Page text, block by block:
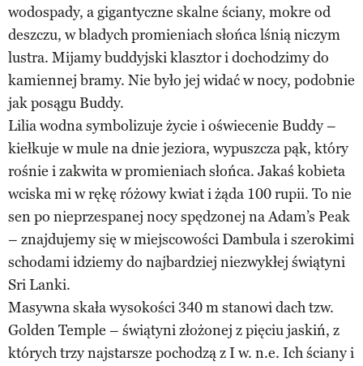
wodospady, a gigantyczne skalne ściany, mokre od
deszczu, w bladych promieniach słońca lśnią niczym
lustra. Mijamy buddyjski klasztor i dochodzimy do
kamiennej bramy. Nie było jej widać w nocy, podobnie
jak posągu Buddy.
Lilia wodna symbolizuje życie i oświecenie Buddy –
kiełkuje w mule na dnie jeziora, wypuszcza pąk, który
rośnie i zakwita w promieniach słońca. Jakaś kobieta
wciska mi w rękę różowy kwiat i żąda 100 rupii. To nie
sen po nieprzespanej nocy spędzonej na Adam’s Peak
– znajdujemy się w miejscowości Dambula i szerokimi
schodami idziemy do najbardziej niezwykłej świątyni
Sri Lanki.
Masywna skała wysokości 340 m stanowi dach tzw.
Golden Temple – świątyni złożonej z pięciu jaskiń, z
których trzy najstarsze pochodzą z I w. n.e. Ich ściany i